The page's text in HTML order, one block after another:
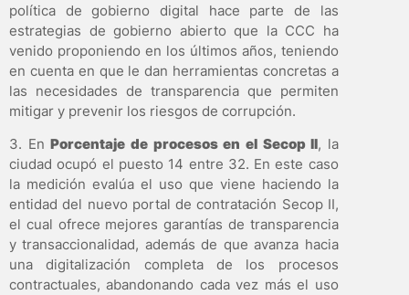
política de gobierno digital hace parte de las
estrategias de gobierno abierto que la CCC ha
venido proponiendo en los últimos años, teniendo
en cuenta en que le dan herramientas concretas a
las necesidades de transparencia que permiten
mitigar y prevenir los riesgos de corrupción.
3. EnPorcentaje de procesos en el Secop II, la
ciudad ocupó el puesto 14 entre 32. En este caso
la medición evalúa el uso que viene haciendo la
entidad del nuevo portal de contratación Secop II,
el cual ofrece mejores garantías de transparencia
y transaccionalidad, además de que avanza hacia
una digitalización completa de los procesos
contractuales, abandonando cada vez más el uso